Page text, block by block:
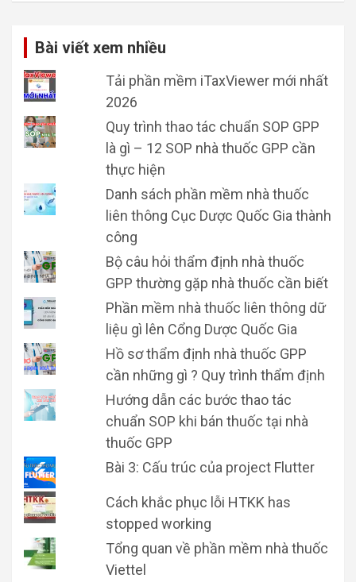
Bài viết xem nhiều
Tải phần mềm iTaxViewer mới nhất
2026
Quy trình thao tác chuẩn SOP GPP
là gì – 12 SOP nhà thuốc GPP cần
thực hiện
Danh sách phần mềm nhà thuốc
liên thông Cục Dược Quốc Gia thành
công
Bộ câu hỏi thẩm định nhà thuốc
GPP thường gặp nhà thuốc cần biết
Phần mềm nhà thuốc liên thông dữ
liệu gì lên Cổng Dược Quốc Gia
Hồ sơ thẩm định nhà thuốc GPP
cần những gì ? Quy trình thẩm định
Hướng dẫn các bước thao tác
chuẩn SOP khi bán thuốc tại nhà
thuốc GPP
Bài 3: Cấu trúc của project Flutter
Cách khắc phục lỗi HTKK has
stopped working
Tổng quan về phần mềm nhà thuốc
Viettel